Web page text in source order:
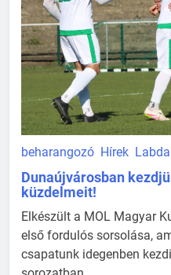
beharangozó Hírek
Dunaújvárosban
küzdelmeit!
Elkészült a MOL Magyar
első fordulós sorsolása,
csapatunk idegenben